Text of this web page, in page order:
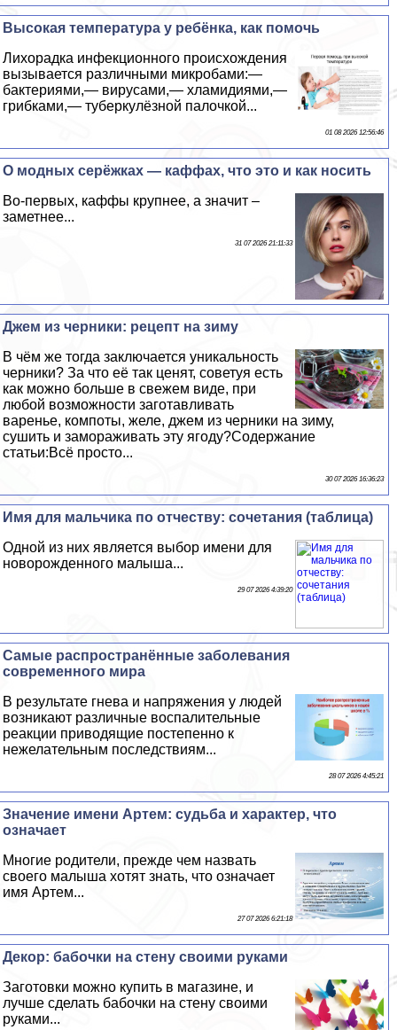
Высокая температура у ребёнка, как помочь
Лихорадка инфекционного происхождения
вызывается различными микробами:—
бактериями,— вирусами,— xлaмидиями,—
грибками,— туберкулёзной палочкой...
01 08 2026 12:56:46
О модных серёжках — каффах, что это и как носить
Во-первых, каффы крупнее, а значит –
заметнее...
31 07 2026 21:11:33
Джем из черники: рецепт на зиму
В чём же тогда заключается уникальность
черники? За что её так ценят, советуя есть
как можно больше в свежем виде, при
любой возможности заготавливать
варенье, компоты, желе, джем из черники на зиму,
сушить и замораживать эту ягоду?Содержание
статьи:Всё просто...
30 07 2026 16:36:23
Имя для мальчика по отчеству: сочетания (таблица)
Одной из них является выбор имени для
новорожденного малыша...
29 07 2026 4:39:20
Самые распространённые заболевания
современного мира
В результате гнева и напряжения у людей
возникают различные воспалительные
реакции приводящие постепенно к
нежелательным последствиям...
28 07 2026 4:45:21
Значение имени Артем: судьба и хаpaктер, что
означает
Многие родители, прежде чем назвать
своего малыша хотят знать, что означает
имя Артем...
27 07 2026 6:21:18
Декор: бабочки на стену своими руками
Заготовки можно купить в магазине, и
лучше сделать бабочки на стену своими
руками...